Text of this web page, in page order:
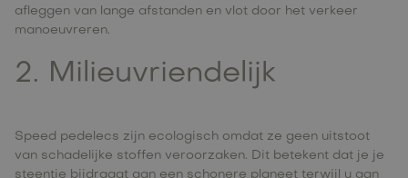
afleggen van lange afstanden en vlot door het verkeer
manoeuvreren.
2. Milieuvriendelijk
Speed pedelecs zijn ecologisch omdat ze geen uitstoot
van schadelijke stoffen veroorzaken. Dit betekent dat je je
steentje bijdraagt aan een schonere planeet terwijl u aan